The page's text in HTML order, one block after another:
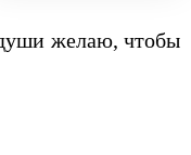
души желаю, чтобы